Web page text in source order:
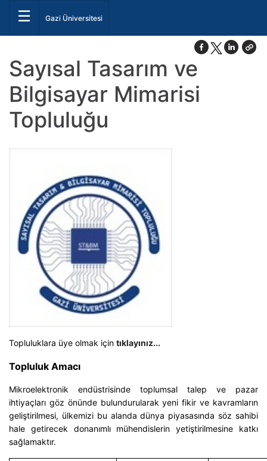
☰ Gazi Üniversitesi
Sayısal Tasarım ve
Bilgisayar Mimarisi
Topluluğu
Topluluklara üye olmak için tıklayınız...
Topluluk Amacı
Mikroelektronik endüstrisinde toplumsal talep ve pazar
ihtiyaçları göz önünde bulundurularak yeni fikir ve kavramların
geliştirilmesi, ülkemizi bu alanda dünya piyasasında söz sahibi
hale getirecek donanımlı mühendislerin yetiştirilmesine katkı
sağlamaktır.